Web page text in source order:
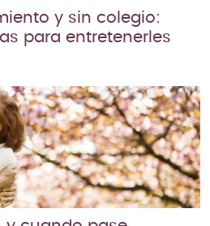
y sin colegio:
para entretenerles